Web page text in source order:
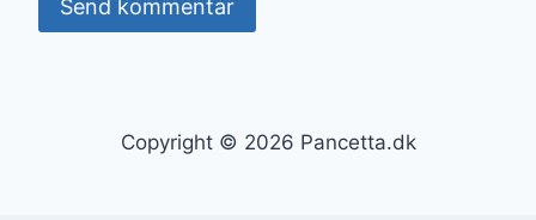
Copyright © 2026 Pancetta.dk